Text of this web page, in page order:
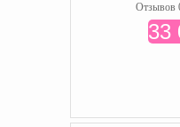
Отзывов
33